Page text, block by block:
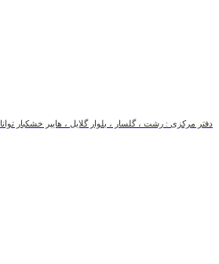
دفتر مرکزی : رشت ، گلسار ، بلوار گلایل ، هایپر خشکبار توانا